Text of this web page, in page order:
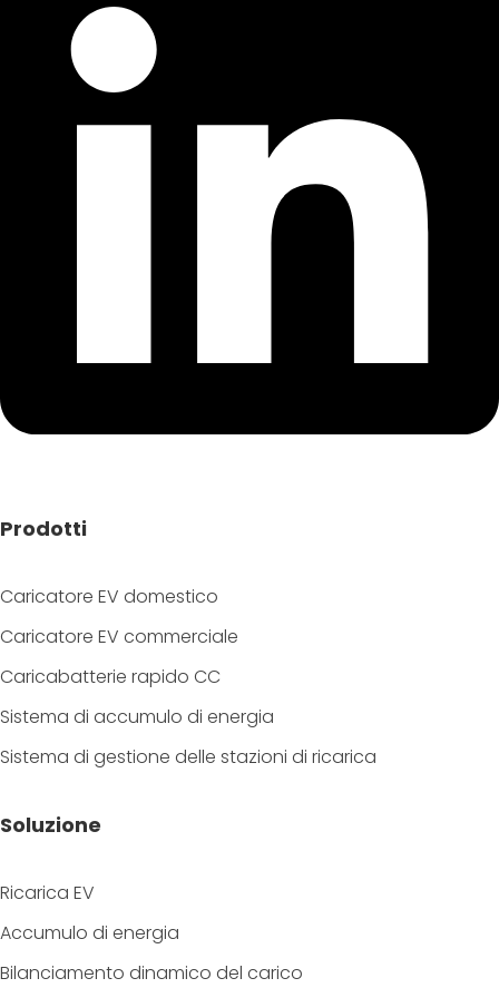
Prodotti
Caricatore EV domestico
Caricatore EV commerciale
Caricabatterie rapido CC
Sistema di accumulo di energia
Sistema di gestione delle stazioni di ricarica
Soluzione
Ricarica EV
Accumulo di energia
Bilanciamento dinamico del carico